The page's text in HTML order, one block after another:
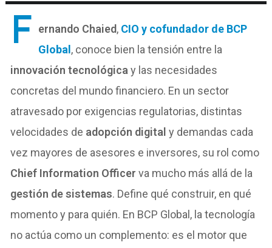
F ernando Chaied, CIO y cofundador de BCP
Global , conoce bien la tensión entre la
innovación tecnológica y las necesidades
concretas del mundo financiero. En un sector
atravesado por exigencias regulatorias, distintas
velocidades de adopción digital y demandas cada
vez mayores de asesores e inversores, su rol como
Chief Information Officer va mucho más allá de la
gestión de sistemas. Define qué construir, en qué
momento y para quién. En BCP Global, la tecnología
no actúa como un complemento: es el motor que